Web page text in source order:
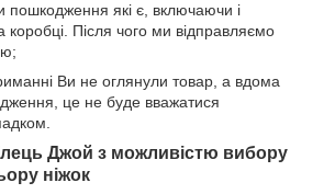
пошкодження які є, включаючи і
Після чого ми відправляємо
Ви не оглянули товар, а вдома
це не буде вважатися
Джой з можливістю вибору
ніжок